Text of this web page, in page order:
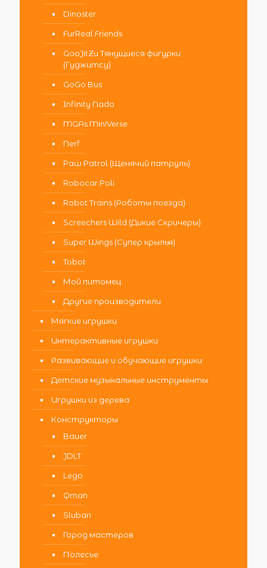
Dinoster
FurReal Friends
GooJitZu Тянущиеся фигурки
(Гуджитсу)
GoGo Bus
Infinity Nado
MGAs MiniVerse
Nerf
Paw Patrol (Щенячий патруль)
Robocar Poli
Robot Trains (Роботы поезда)
Screechers Wild (Дикие Скричеры)
Super Wings (Супер крылья)
Tobot
Мой питомец
Другие производители
Мягкие игрушки
Интерактивные игрушки
Развивающие и обучающие игрушки
Детские музыкальные инструменты
Игрушки из дерева
Конструкторы
Bauer
JDLT
Lego
Qman
Sluban
Город мастеров
Полесье